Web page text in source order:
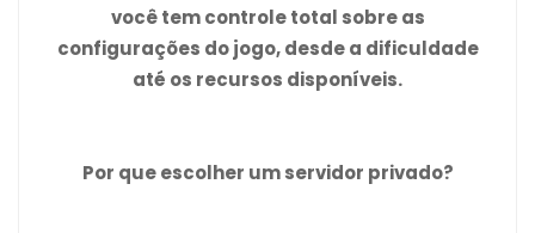
você tem controle total sobre as
configurações do jogo, desde a dificuldade
até os recursos disponíveis.
Por que escolher um servidor privado?